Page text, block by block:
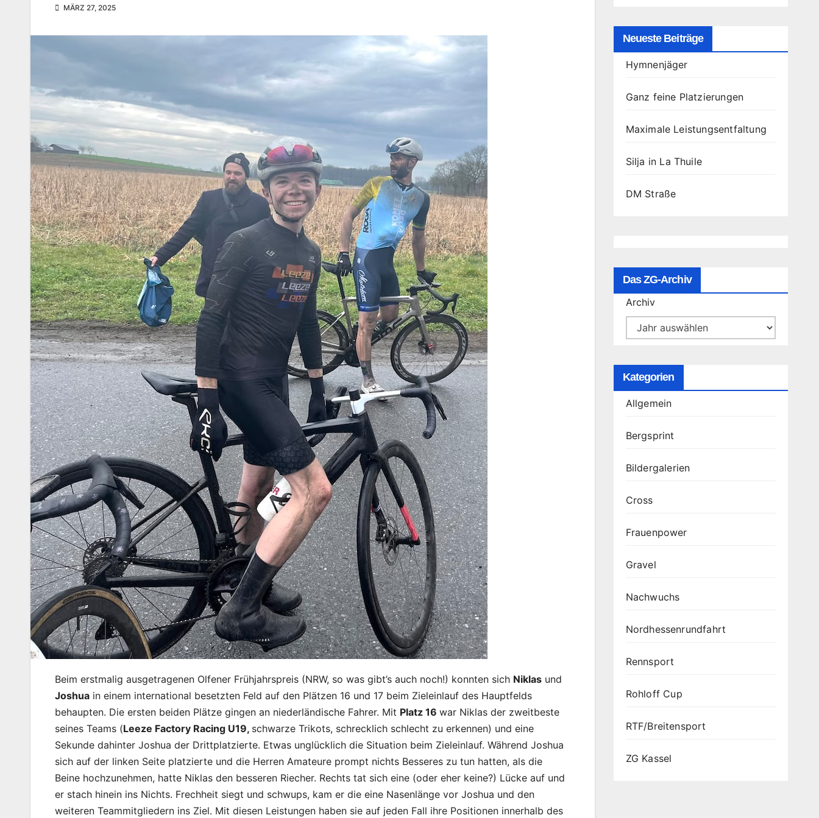
MÄRZ 27, 2025
Beim erstmalig ausgetragenen Olfener Frühjahrspreis (NRW, so was gibt’s auch noch!) konnten sich Niklas und
Joshua in einem international besetzten Feld auf den Plätzen 16 und 17 beim Zieleinlauf des Hauptfelds
behaupten. Die ersten beiden Plätze gingen an niederländische Fahrer. Mit Platz 16 war Niklas der zweitbeste
seines Teams (Leeze Factory Racing U19, schwarze Trikots, schrecklich schlecht zu erkennen) und eine
Sekunde dahinter Joshua der Drittplatzierte. Etwas unglücklich die Situation beim Zieleinlauf. Während Joshua
sich auf der linken Seite platzierte und die Herren Amateure prompt nichts Besseres zu tun hatten, als die
Beine hochzunehmen, hatte Niklas den besseren Riecher. Rechts tat sich eine (oder eher keine?) Lücke auf und
er stach hinein ins Nichts. Frechheit siegt und schwups, kam er die eine Nasenlänge vor Joshua und den
weiteren Teammitgliedern ins Ziel. Mit diesen Leistungen haben sie auf jeden Fall ihre Positionen innerhalb des
Neueste Beiträge
Hymnenjäger
Ganz feine Platzierungen
Maximale Leistungsentfaltung
Silja in La Thuile
DM Straße
Das ZG-Archiv
Archiv
Kategorien
Allgemein
Bergsprint
Bildergalerien
Cross
Frauenpower
Gravel
Nachwuchs
Nordhessenrundfahrt
Rennsport
Rohloff Cup
RTF/Breitensport
ZG Kassel